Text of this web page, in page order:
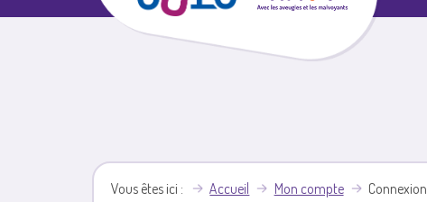
Vous êtes ici Accueil Mon compte Connexion